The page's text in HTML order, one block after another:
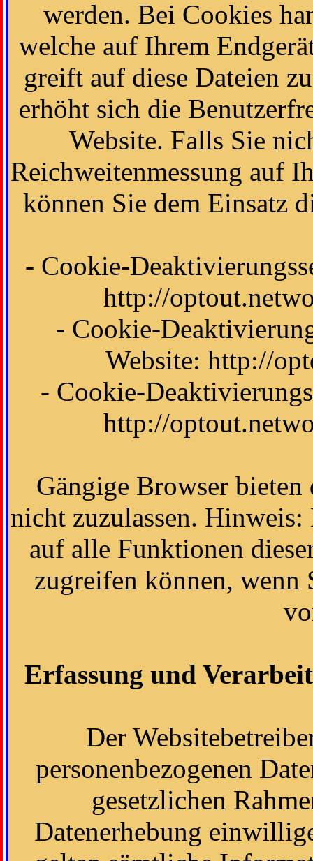
werden. Bei Cookies
welche auf Ihrem
greift auf diese Dateien
erhöht sich die
Website. Falls Sie
Reichweitenmessung auf
können Sie dem Einsatz
- Cookie-
http://
- Cookie-
Website: http://
- Cookie-
http://
Gängige Browser
nicht zuzulassen.
auf alle Funktionen
zugreifen können, wenn
Erfassung und
Der
personenbezogenen
gesetzlichen
Datenerhebung